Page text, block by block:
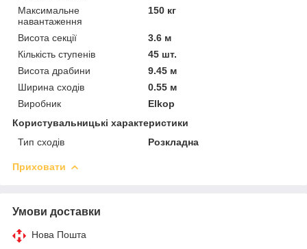
Максимальне
навантаження
150 кг
Висота секції
3.6 м
Кількість ступенів
45 шт.
Висота драбини
9.45 м
Ширина сходів
0.55 м
Виробник
Elkop
Користувальницькі характеристики
Тип сходів
Розкладна
Приховати
Умови доставки
Нова Пошта